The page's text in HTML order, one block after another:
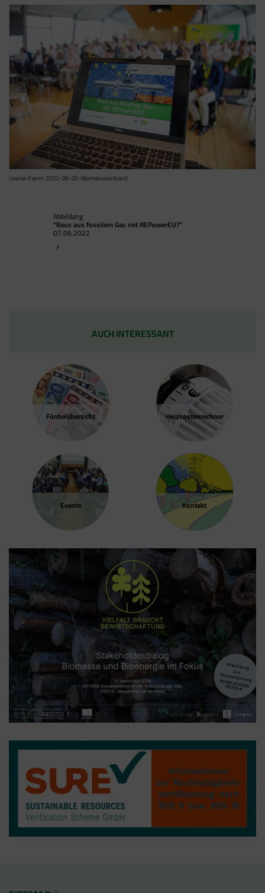
Urania-Event-2022-06-02-Biomasseverband
Abbildung
“Raus aus fossilem Gas mit REPowerEU?“
07.06.2022
/
Förder­übersicht Heizkosten­rechner
Events Kontakt
AUCH INTERESSANT